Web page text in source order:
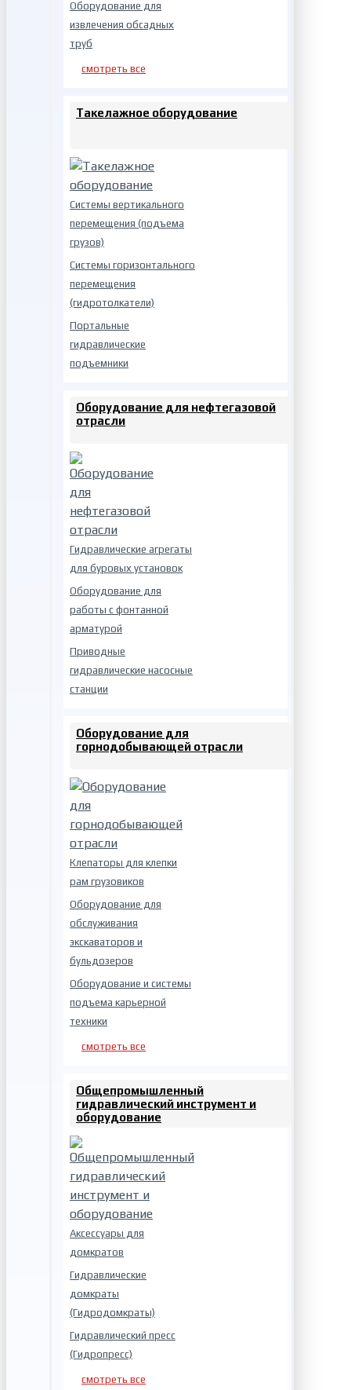
Оборудование для
извлечения обсадных
труб
смотреть все
Такелажное оборудование
Системы вертикального
перемещения (подъема
грузов)
Системы горизонтального
перемещения
(гидротолкатели)
Портальные
гидравлические
подъемники
Оборудование для нефтегазовой
отрасли
Гидравлические агрегаты
для буровых установок
Оборудование для
работы с фонтанной
арматурой
Приводные
гидравлические насосные
станции
Оборудование для
горнодобывающей отрасли
Клепаторы для клепки
рам грузовиков
Оборудование для
обслуживания
экскаваторов и
бульдозеров
Оборудование и системы
подъема карьерной
техники
смотреть все
Общепромышленный
гидравлический инструмент и
оборудование
Аксессуары для
домкратов
Гидравлические
домкраты
(Гидродомкраты)
Гидравлический пресс
(Гидропресс)
смотреть все